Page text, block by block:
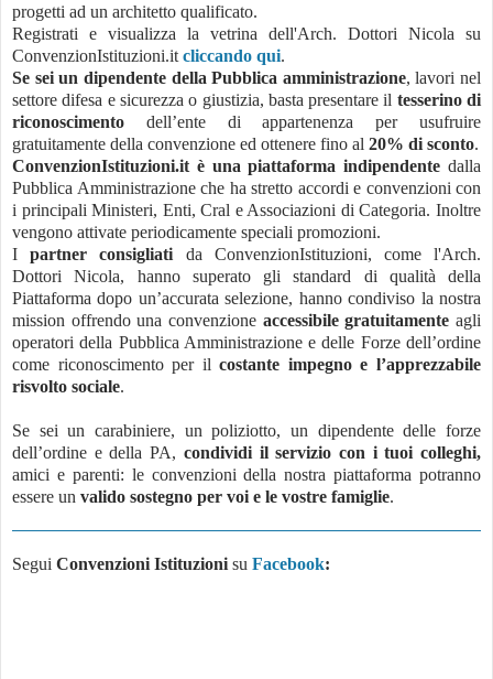
progetti ad un architetto qualificato.
Registrati e visualizza la vetrina dell'Arch. Dottori Nicola su
ConvenzionIstituzioni.it cliccando qui.
Se sei un dipendente della Pubblica amministrazione, lavori nel
settore difesa e sicurezza o giustizia, basta presentare il tesserino di
riconoscimento dell’ente di appartenenza per usufruire
gratuitamente della convenzione ed ottenere fino al 20% di sconto.
ConvenzionIstituzioni.it è una piattaforma indipendente dalla
Pubblica Amministrazione che ha stretto accordi e convenzioni con
i principali Ministeri, Enti, Cral e Associazioni di Categoria. Inoltre
vengono attivate periodicamente speciali promozioni.
Ipartner consigliati da ConvenzionIstituzioni, come l'Arch.
Dottori Nicola, hanno superato gli standard di qualità della
Piattaforma dopo un’accurata selezione, hanno condiviso la nostra
mission offrendo una convenzione accessibile gratuitamente agli
operatori della Pubblica Amministrazione e delle Forze dell’ordine
come riconoscimento per ilcostante impegno e l’apprezzabile
risvolto sociale.
Se sei un carabiniere, un poliziotto, un dipendente delle forze
dell’ordine e della PA, condividi il servizio con i tuoi colleghi,
amici e parenti: le convenzioni della nostra piattaforma potranno
essere un valido sostegno per voi e le vostre famiglie.
Segui Convenzioni Istituzioni su Facebook: